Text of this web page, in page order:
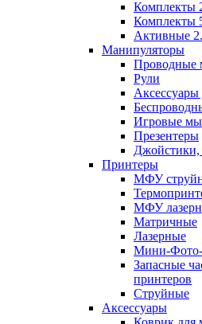
Комплекты
Комплекты
Активные
Манипуляторы
Рули
Аксессуары
Игровые
Презентеры
Джойстики,
Принтеры
МФУ
МФУ
Матричные
Лазерные
Мини-
Запасные
принтеров
Струйные
Аксессуары